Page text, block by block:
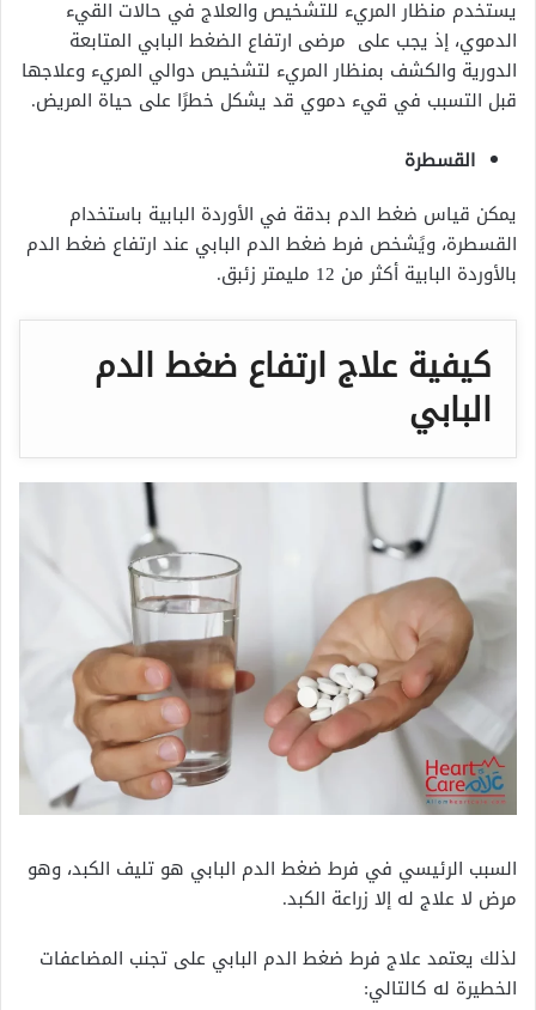
يستخدم منظار المريء للتشخيص والعلاج في حالات القيء
الدموي، إذ يجب على مرضى ارتفاع الضغط البابي المتابعة
الدورية والكشف بمنظار المريء لتشخيص دوالي المريء وعلاجها
قبل التسبب في قيء دموي قد يشكل خطرًا على حياة المريض.
القسطرة
يمكن قياس ضغط الدم بدقة في الأوردة البابية باستخدام
القسطرة، ويًشخص فرط ضغط الدم البابي عند ارتفاع ضغط الدم
بالأوردة البابية أكثر من 12 مليمتر زئبق.
كيفية علاج ارتفاع ضغط الدم
البابي
السبب الرئيسي في فرط ضغط الدم البابي هو تليف الكبد، وهو
مرض لا علاج له إلا زراعة الكبد.
لذلك يعتمد علاج فرط ضغط الدم البابي على تجنب المضاعفات
الخطيرة له كالتالي: